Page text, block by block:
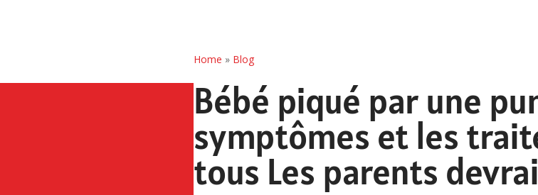
Home » Blog
Bébé piqué par une
symptômes et les
tous Les parents